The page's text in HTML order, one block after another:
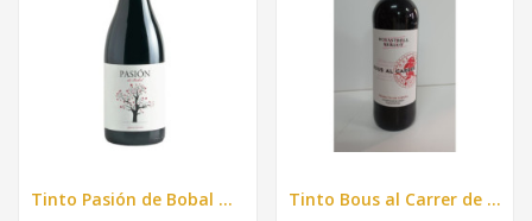
Tinto Pasión de Bobal DO Utiel Requena. 75cl Tinto Bous al Carrer de Valencia. 750ml